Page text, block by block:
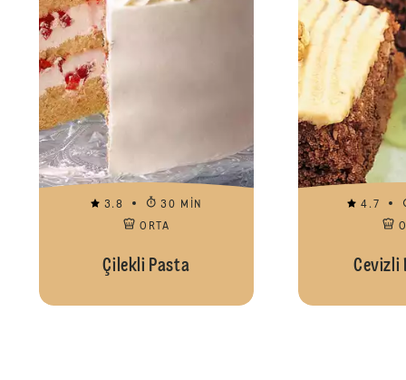
3.8
30 MIN
ORTA
Çilekli Pasta
4.7
Cevizli